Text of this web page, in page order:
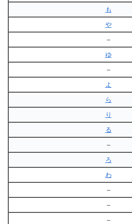
も
や
–
ゆ
–
よ
ら
り
る
–
ろ
わ
–
–
–